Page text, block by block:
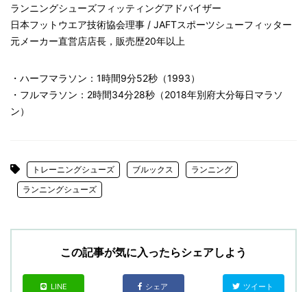
ランニングシューズフィッティングアドバイザー
日本フットウエア技術協会理事 / JAFTスポーツシューフィッター
元メーカー直営店店長，販売歴20年以上
・ハーフマラソン：1時間9分52秒（1993）
・フルマラソン：2時間34分28秒（2018年別府大分毎日マラソ
ン）
トレーニングシューズ ブルックス
ランニング
ランニングシューズ
この記事が気に入ったらシェアしよう
LINE シェア ツイート